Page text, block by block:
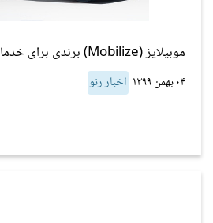
موبیلایز (Mobilize) برندی برای خدمات حمل و نقل و انرژی
۰۴ بهمن ۱۳۹۹ اخبار رنو